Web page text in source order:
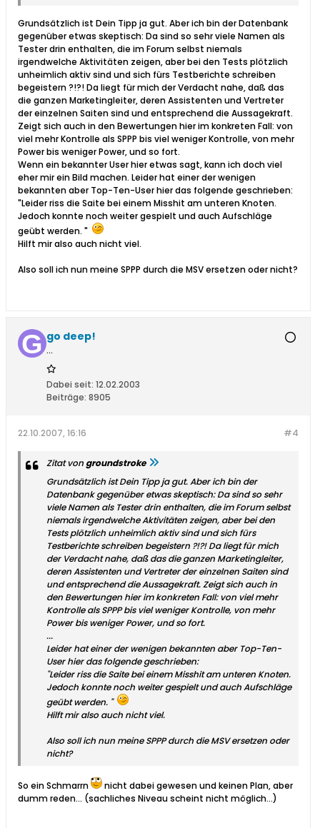
Grundsätzlich ist Dein Tipp ja gut. Aber ich bin der Datenbank
gegenüber etwas skeptisch: Da sind so sehr viele Namen als
Tester drin enthalten, die im Forum selbst niemals
irgendwelche Aktivitäten zeigen, aber bei den Tests plötzlich
unheimlich aktiv sind und sich fürs Testberichte schreiben
begeistern ?!?! Da liegt für mich der Verdacht nahe, daß das
die ganzen Marketingleiter, deren Assistenten und Vertreter
der einzelnen Saiten sind und entsprechend die Aussagekraft.
Zeigt sich auch in den Bewertungen hier im konkreten Fall: von
viel mehr Kontrolle als SPPP bis viel weniger Kontrolle, von mehr
Power bis weniger Power, und so fort.
Wenn ein bekannter User hier etwas sagt, kann ich doch viel
eher mir ein Bild machen. Leider hat einer der wenigen
bekannten aber Top-Ten-User hier das folgende geschrieben:
"Leider riss die Saite bei einem Misshit am unteren Knoten.
Jedoch konnte noch weiter gespielt und auch Aufschläge
geübt werden. "
Hilft mir also auch nicht viel.
Also soll ich nun meine SPPP durch die MSV ersetzen oder nicht?
go deep!
...
Dabei seit: 12.02.2003
Beiträge: 8905
#4
22.10.2007, 16:16
Zitat von groundstroke
Grundsätzlich ist Dein Tipp ja gut. Aber ich bin der
Datenbank gegenüber etwas skeptisch: Da sind so sehr
viele Namen als Tester drin enthalten, die im Forum selbst
niemals irgendwelche Aktivitäten zeigen, aber bei den
Tests plötzlich unheimlich aktiv sind und sich fürs
Testberichte schreiben begeistern ?!?! Da liegt für mich
der Verdacht nahe, daß das die ganzen Marketingleiter,
deren Assistenten und Vertreter der einzelnen Saiten sind
und entsprechend die Aussagekraft. Zeigt sich auch in
den Bewertungen hier im konkreten Fall: von viel mehr
Kontrolle als SPPP bis viel weniger Kontrolle, von mehr
Power bis weniger Power, und so fort.
...
Leider hat einer der wenigen bekannten aber Top-Ten-
User hier das folgende geschrieben:
"Leider riss die Saite bei einem Misshit am unteren Knoten.
Jedoch konnte noch weiter gespielt und auch Aufschläge
geübt werden. "
Hilft mir also auch nicht viel.
Also soll ich nun meine SPPP durch die MSV ersetzen oder
nicht?
So ein Schmarrn
nicht dabei gewesen und keinen Plan, aber
dumm reden... (sachliches Niveau scheint nicht möglich...)